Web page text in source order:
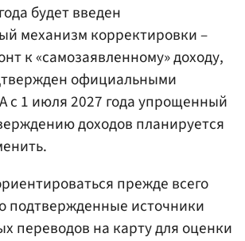
будет введен
механизм корректировки –
к «самозаявленному» доходу,
официальными
с 1 июля 2027 года упрощенный
доходов планируется
прежде всего
подтвержденные источники
переводов на карту для оценки